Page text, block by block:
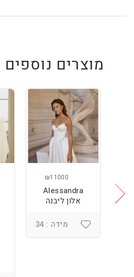
מוצרים
₪11000
Alessandra
אלון ליבנה
מידה : 34